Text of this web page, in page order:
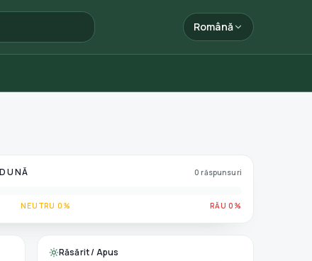
Română
0 răspunsuri
NEUTRU 0% RĂU 0%
Răsărit / Apus